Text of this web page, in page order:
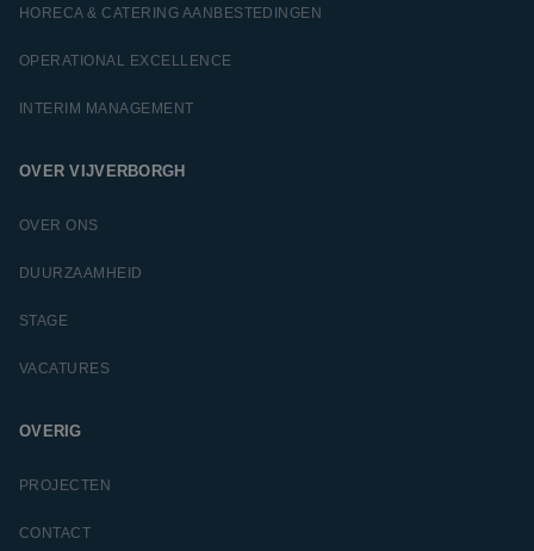
HORECA & CATERING AANBESTEDINGEN
OPERATIONAL EXCELLENCE
INTERIM MANAGEMENT
OVER VIJVERBORGH
OVER ONS
DUURZAAMHEID
STAGE
VACATURES
OVERIG
PROJECTEN
CONTACT